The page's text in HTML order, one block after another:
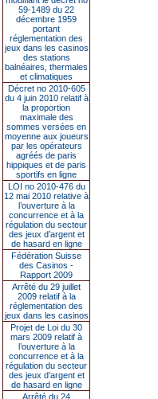
59-1489 du 22
décembre 1959
portant
réglementation des
jeux dans les casinos
des stations
balnéaires, thermales
et climatiques
Décret no 2010-605
du 4 juin 2010 relatif à
la proportion
maximale des
sommes versées en
moyenne aux joueurs
par les opérateurs
agréés de paris
hippiques et de paris
sportifs en ligne
LOI no 2010-476 du
12 mai 2010 relative à
l’ouverture à la
concurrence et à la
régulation du secteur
des jeux d’argent et
de hasard en ligne
Fédération Suisse
des Casinos -
Rapport 2009
Arrêté du 29 juillet
2009 relatif à la
réglementation des
jeux dans les casinos
Projet de Loi du 30
mars 2009 relatif à
l’ouverture à la
concurrence et à la
régulation du secteur
des jeux d’argent et
de hasard en ligne
Arrêté du 24